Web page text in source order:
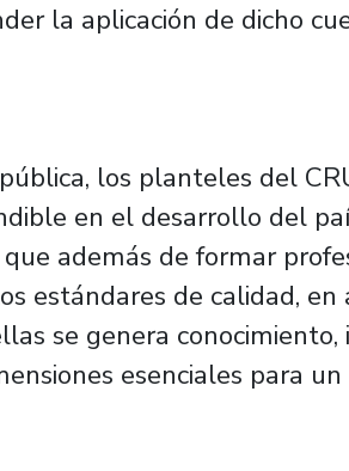
la aplicación de dicho
los planteles del
en el desarrollo del
además de formar
estándares de calidad,
se genera
esenciales para